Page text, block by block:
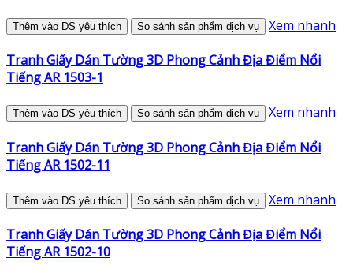
Thêm vào DS yêu thích So sánh sản phẩm dịch vụ Xem nhanh
Tranh Giấy Dán Tường 3D Phong Cảnh Địa Điểm Nổi
Tiếng AR 1503-1
Thêm vào DS yêu thích So sánh sản phẩm dịch vụ Xem nhanh
Tranh Giấy Dán Tường 3D Phong Cảnh Địa Điểm Nổi
Tiếng AR 1502-11
Thêm vào DS yêu thích So sánh sản phẩm dịch vụ Xem nhanh
Tranh Giấy Dán Tường 3D Phong Cảnh Địa Điểm Nổi
Tiếng AR 1502-10